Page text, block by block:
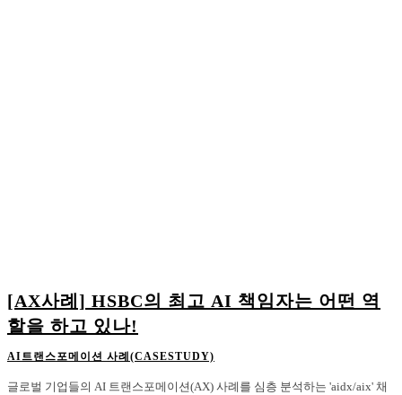
[AX사례] HSBC의 최고 AI 책임자는 어떤 역
할을 하고 있나!
AI트랜스포메이션 사례(CASESTUDY)
글로벌 기업들의 AI 트랜스포메이션(AX) 사례를 심층 분석하는 'aidx/aix' 채